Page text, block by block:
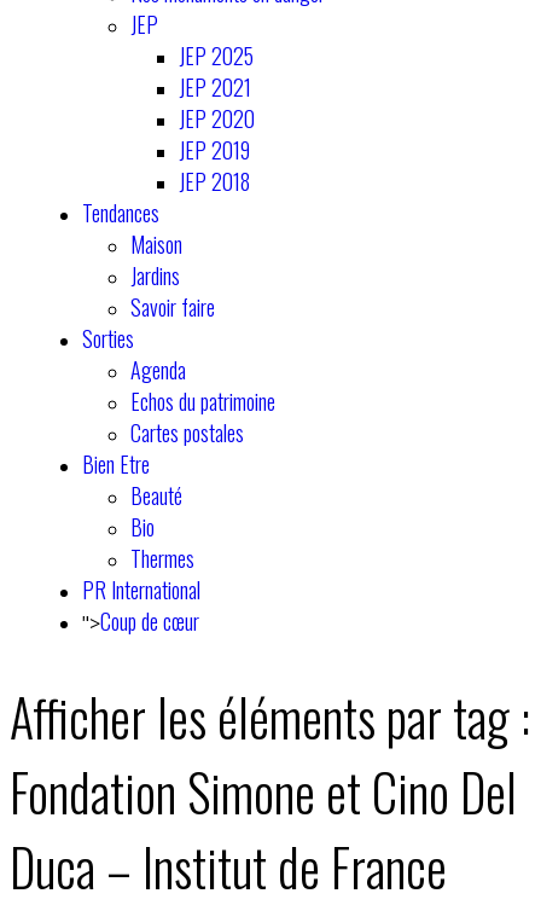
JEP
JEP 2025
JEP 2021
JEP 2020
JEP 2019
JEP 2018
Tendances
Maison
Jardins
Savoir faire
Sorties
Agenda
Echos du patrimoine
Cartes postales
Bien Etre
Beauté
Bio
Thermes
PR International
">Coup de cœur
Afficher les éléments par tag :
Fondation Simone et Cino Del
Duca – Institut de France